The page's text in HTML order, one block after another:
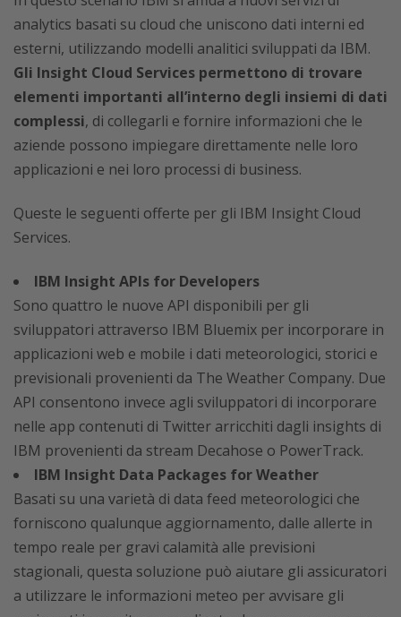
analytics basati su cloud che uniscono dati interni ed
esterni, utilizzando modelli analitici sviluppati da IBM.
Gli Insight Cloud Services permettono di trovare
elementi importanti all’interno degli insiemi di dati
complessi, di collegarli e fornire informazioni che le
aziende possono impiegare direttamente nelle loro
applicazioni e nei loro processi di business.
Queste le seguenti offerte per gli IBM Insight Cloud
Services.
IBM Insight APIs for Developers
Sono quattro le nuove API disponibili per gli
sviluppatori attraverso IBM Bluemix per incorporare in
applicazioni web e mobile i dati meteorologici, storici e
previsionali provenienti da The Weather Company. Due
API consentono invece agli sviluppatori di incorporare
nelle app contenuti di Twitter arricchiti dagli insights di
IBM provenienti da stream Decahose o PowerTrack.
IBM Insight Data Packages for Weather
Basati su una varietà di data feed meteorologici che
forniscono qualunque aggiornamento, dalle allerte in
tempo reale per gravi calamità alle previsioni
stagionali, questa soluzione può aiutare gli assicuratori
a utilizzare le informazioni meteo per avvisare gli